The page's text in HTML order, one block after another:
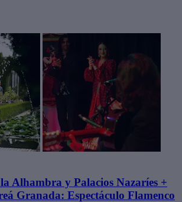
Alhambra y Palacios Nazaríes +
Granada: Espectáculo Flamenco